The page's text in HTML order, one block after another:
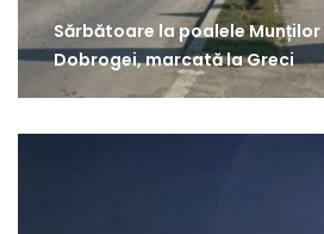
Sărbătoare la poalele Munților
Dobrogei, marcată la Greci